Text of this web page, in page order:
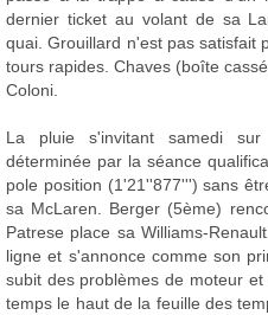
dernier ticket au volant de sa
quai. Grouillard n'est pas satisfait
tours rapides. Chaves (boîte
Coloni.
La pluie s'invitant samedi
déterminée par la séance
pole position (1'21''877''') sans
sa McLaren. Berger (5ème)
Patrese place sa Williams-
ligne et s'annonce comme son
subit des problèmes de moteur
temps le haut de la feuille des